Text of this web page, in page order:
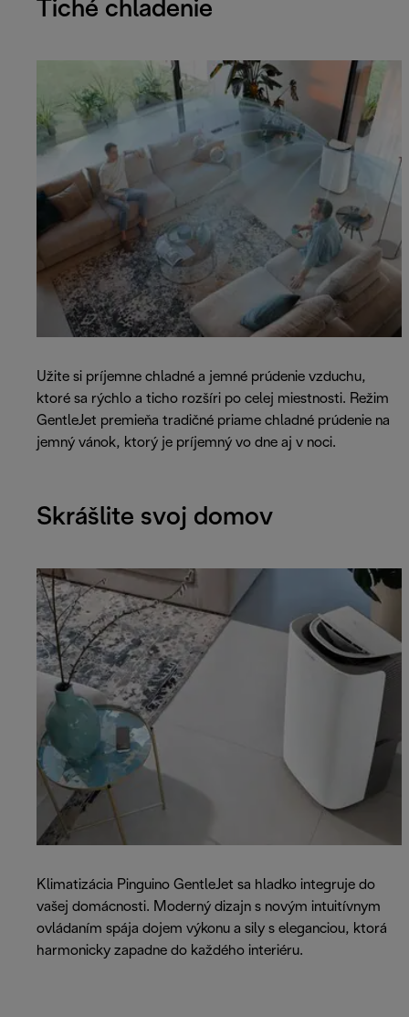
Tiché chladenie
Užite si príjemne chladné a jemné prúdenie vzduchu,
ktoré sa rýchlo a ticho rozšíri po celej miestnosti. Režim
GentleJet premieňa tradičné priame chladné prúdenie na
jemný vánok, ktorý je príjemný vo dne aj v noci.
Skrášlite svoj domov
Klimatizácia Pinguino GentleJet sa hladko integruje do
vašej domácnosti. Moderný dizajn s novým intuitívnym
ovládaním spája dojem výkonu a sily s eleganciou, ktorá
harmonicky zapadne do každého interiéru.